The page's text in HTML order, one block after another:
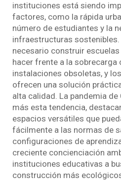
instituciones está siendo
factores, como la rápida
número de estudiantes y la
infraestructuras sostenibles.
necesario construir
hacer frente a la sobrecarga
instalaciones obsoletas, y
ofrecen una solución
alta calidad. La pandemia de
más esta tendencia,
espacios versátiles que
fácilmente a las normas de
configuraciones de
creciente concienciación
instituciones educativas a
construcción más